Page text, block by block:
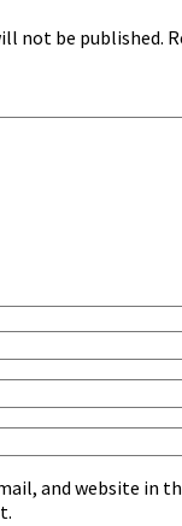
not be published.
and website in